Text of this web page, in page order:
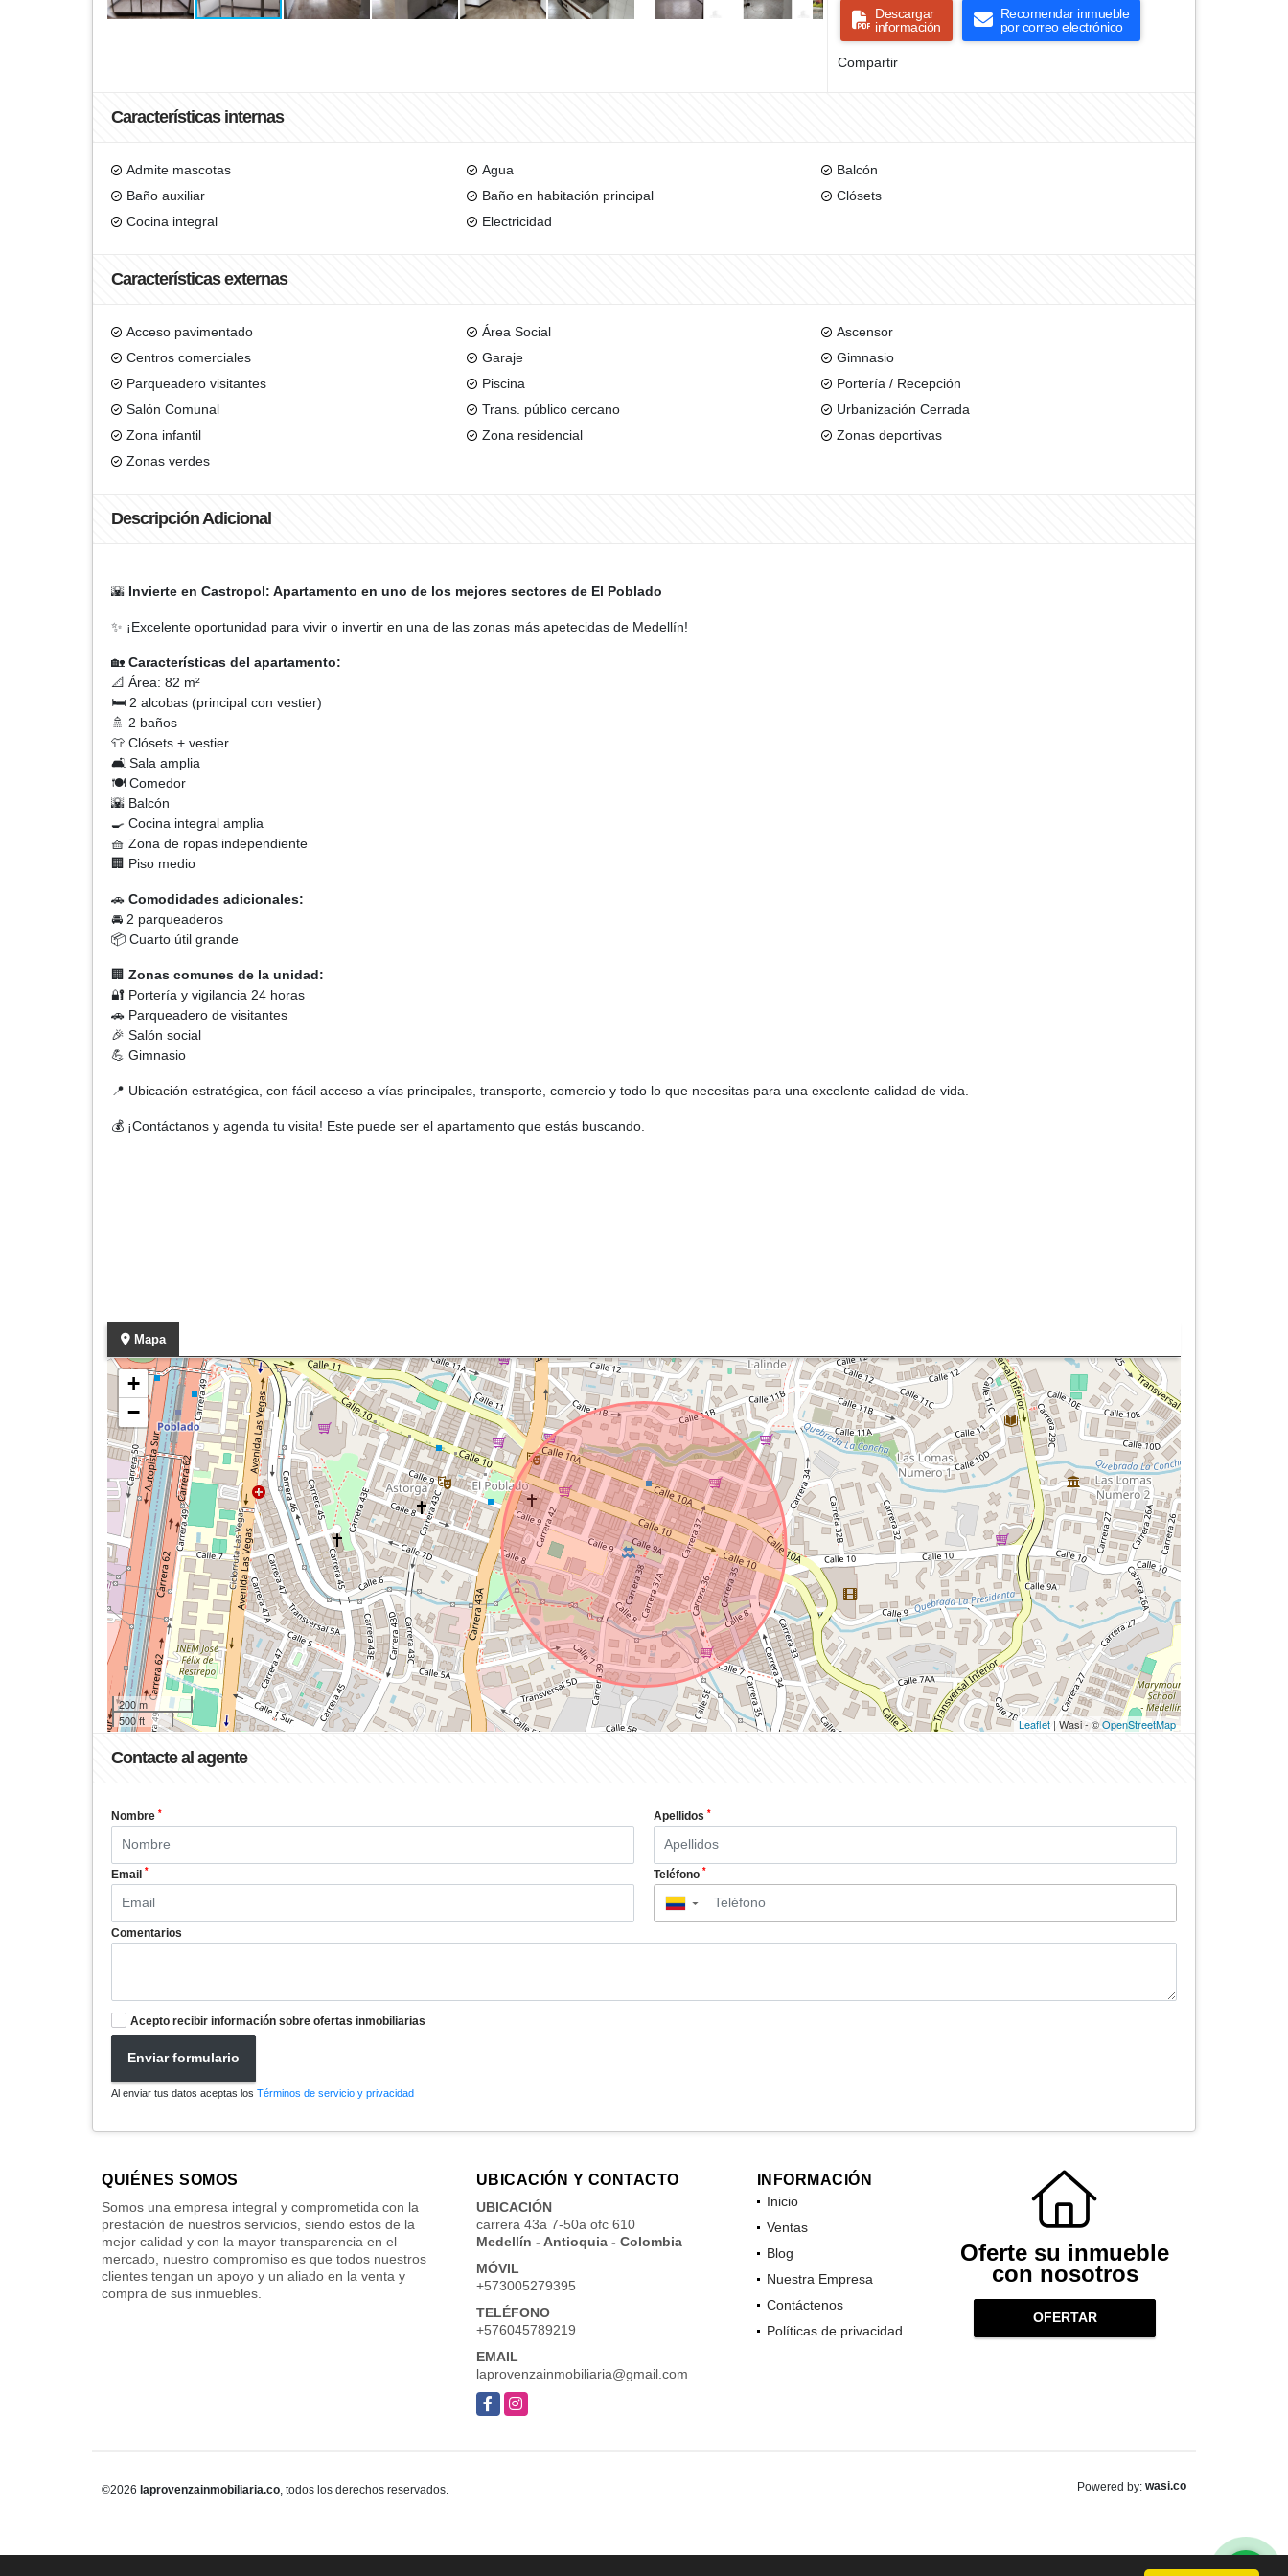
Descargar
información
Recomendar inmueble
por correo electrónico
Compartir
Características internas
Admite mascotas Agua
Balcón
Baño auxiliar
Baño en habitación principal
Clósets
Cocina integral
Electricidad
Características externas
Acceso pavimentado Área Social
Ascensor
Centros comerciales
Garaje
Gimnasio
Parqueadero visitantes
Piscina
Portería / Recepción
Salón Comunal
Trans. público cercano
Urbanización Cerrada
Zona infantil
Zona residencial
Zonas deportivas
Zonas verdes
Descripción Adicional
🌇 Invierte en Castropol: Apartamento en uno de los mejores sectores de El Poblado
✨ ¡Excelente oportunidad para vivir o invertir en una de las zonas más apetecidas de Medellín!
🏡 Características del apartamento:
📐 Área: 82 m²
🛏️ 2 alcobas (principal con vestier)
🚿 2 baños
👕 Clósets + vestier
🛋️ Sala amplia
🍽️ Comedor
🌇 Balcón
🍳 Cocina integral amplia
🧺 Zona de ropas independiente
🏢 Piso medio
🚗 Comodidades adicionales:
🚘 2 parqueaderos
📦 Cuarto útil grande
🏢 Zonas comunes de la unidad:
🔐 Portería y vigilancia 24 horas
🚗 Parqueadero de visitantes
🎉 Salón social
💪 Gimnasio
📍 Ubicación estratégica, con fácil acceso a vías principales, transporte, comercio y todo lo que necesitas para una excelente calidad de vida.
💰 ¡Contáctanos y agenda tu visita! Este puede ser el apartamento que estás buscando.
Mapa
+
−
200 m
500 ft
Leaflet | Wasi - ©OpenStreetMap
Contacte al agente
Nombre * Apellidos *
Email * Teléfono *
▼
Comentarios
Acepto recibir información sobre ofertas inmobiliarias
Enviar formulario
Al enviar tus datos aceptas los Términos de servicio y privacidad
QUIÉNES SOMOS
Somos una empresa integral y comprometida con la
prestación de nuestros servicios, siendo estos de la
mejor calidad y con la mayor transparencia en el
mercado, nuestro compromiso es que todos nuestros
clientes tengan un apoyo y un aliado en la venta y
compra de sus inmuebles.
UBICACIÓN Y CONTACTO
UBICACIÓN
carrera 43a 7-50a ofc 610
Medellín - Antioquia - Colombia
MÓVIL
+573005279395
TELÉFONO
+576045789219
EMAIL
laprovenzainmobiliaria@gmail.com
FacebookInstagram
INFORMACIÓN
Inicio
Ventas
Blog
Nuestra Empresa
Contáctenos
Políticas de privacidad
Oferte su inmueble
con nosotros
OFERTAR
©2026 laprovenzainmobiliaria.co, todos los derechos reservados. Powered by: wasi.co